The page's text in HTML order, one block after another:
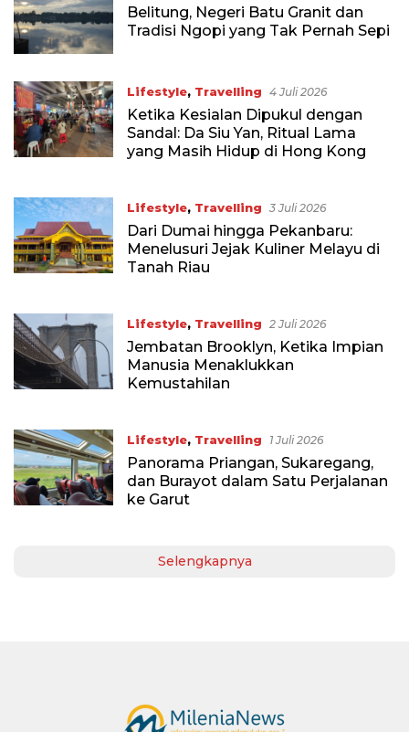
Belitung, Negeri Batu Granit dan
Tradisi Ngopi yang Tak Pernah Sepi
Lifestyle, Travelling 4 Juli 2026
Ketika Kesialan Dipukul dengan
Sandal: Da Siu Yan, Ritual Lama
yang Masih Hidup di Hong Kong
Lifestyle, Travelling 3 Juli 2026
Dari Dumai hingga Pekanbaru:
Menelusuri Jejak Kuliner Melayu di
Tanah Riau
Lifestyle, Travelling 2 Juli 2026
Jembatan Brooklyn, Ketika Impian
Manusia Menaklukkan
Kemustahilan
Lifestyle, Travelling 1 Juli 2026
Panorama Priangan, Sukaregang,
dan Burayot dalam Satu Perjalanan
ke Garut
Selengkapnya